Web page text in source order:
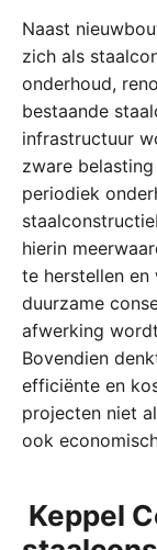
Naast
zich als
onderhoud,
bestaande
infrastructuur
zware
periodiek
hierin
te herstellen
duurzame
afwerking
Bovendien
efficiënte en
projecten niet
ook
Keppel